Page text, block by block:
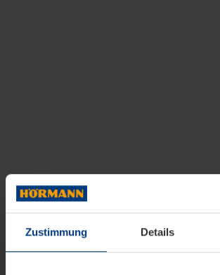
Zustimmung Details